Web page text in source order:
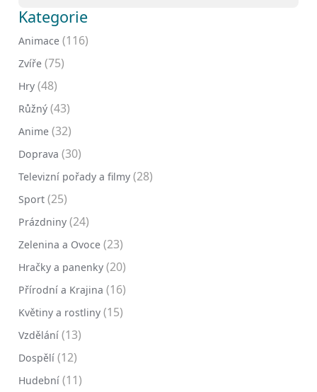
Kategorie
Animace (116)
Zvíře (75)
Hry (48)
Růžný (43)
Anime (32)
Doprava (30)
Televizní pořady a filmy (28)
Sport (25)
Prázdniny (24)
Zelenina a Ovoce (23)
Hračky a panenky (20)
Přírodní a Krajina (16)
Květiny a rostliny (15)
Vzdělání (13)
Dospělí (12)
Hudební (11)